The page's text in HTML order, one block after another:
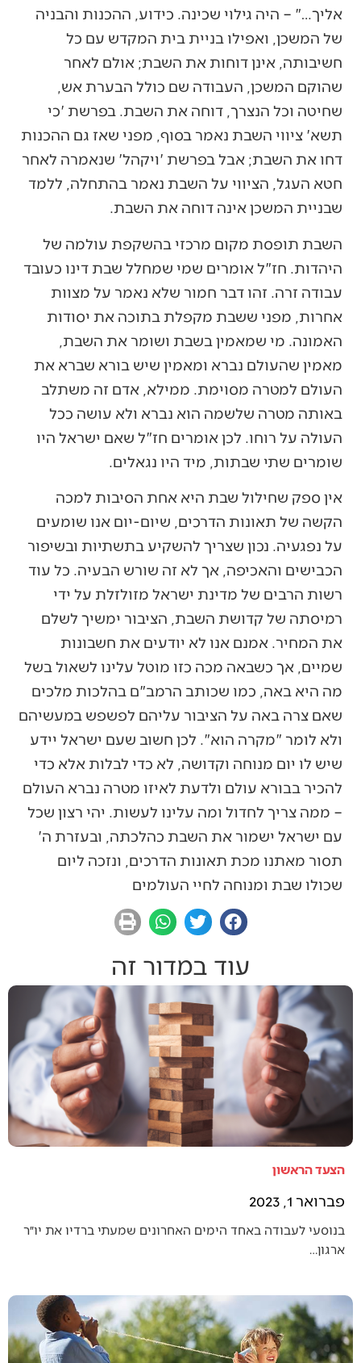
אליך…" – היה גילוי שכינה. כידוע, ההכנות והבניה
של המשכן, ואפילו בניית בית המקדש עם כל
חשיבותה, אינן דוחות את השבת; אולם לאחר
שהוקם המשכן, העבודה שם כולל הבערת אש,
שחיטה וכל הנצרך, דוחה את השבת. בפרשת 'כי
תשא' ציווי השבת נאמר בסוף, מפני שאז גם ההכנות
דחו את השבת; אבל בפרשת 'ויקהל' שנאמרה לאחר
חטא העגל, הציווי על השבת נאמר בהתחלה, ללמד
שבניית המשכן אינה דוחה את השבת.
השבת תופסת מקום מרכזי בהשקפת עולמה של
היהדות. חז"ל אומרים שמי שמחלל שבת דינו כעובד
עבודה זרה. זהו דבר חמור שלא נאמר על מצוות
אחרות, מפני ששבת מקפלת בתוכה את יסודות
האמונה. מי שמאמין בשבת ושומר את השבת,
מאמין שהעולם נברא ומאמין שיש בורא שברא את
העולם למטרה מסוימת. ממילא, אדם זה משתלב
באותה מטרה שלשמה הוא נברא ולא עושה ככל
העולה על רוחו. לכן אומרים חז"ל שאם ישראל היו
שומרים שתי שבתות, מיד היו נגאלים.
אין ספק שחילול שבת היא אחת הסיבות למכה
הקשה של תאונות הדרכים, שיום-יום אנו שומעים
על נפגעיה. נכון שצריך להשקיע בתשתיות ובשיפור
הכבישים והאכיפה, אך לא זה שורש הבעיה. כל עוד
רשות הרבים של מדינת ישראל מזולזלת על ידי
רמיסתה של קדושת השבת, הציבור ימשיך לשלם
את המחיר. אמנם אנו לא יודעים את חשבונות
שמיים, אך כשבאה מכה כזו מוטל עלינו לשאול בשל
מה היא באה, כמו שכותב הרמב"ם בהלכות מלכים
שאם צרה באה על הציבור עליהם לפשפש במעשיהם
ולא לומר "מקרה הוא". לכן חשוב שעם ישראל יידע
שיש לו יום מנוחה וקדושה, לא כדי לבלות אלא כדי
להכיר בבורא עולם ולדעת לאיזו מטרה נברא העולם
– ממה צריך לחדול ומה עלינו לעשות. יהי רצון שכל
עם ישראל ישמור את השבת כהלכתה, ובעזרת ה'
תסור מאתנו מכת תאונות הדרכים, ונזכה ליום
שכולו שבת ומנוחה לחיי העולמים
עוד במדור זה
הצעד הראשון
פברואר 1, 2023
בנוסעי לעבודה באחד הימים האחרונים שמעתי ברדיו את יו״ר
ארגון…